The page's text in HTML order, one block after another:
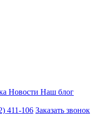
Новости Наш блог
411-106 Заказать звонок